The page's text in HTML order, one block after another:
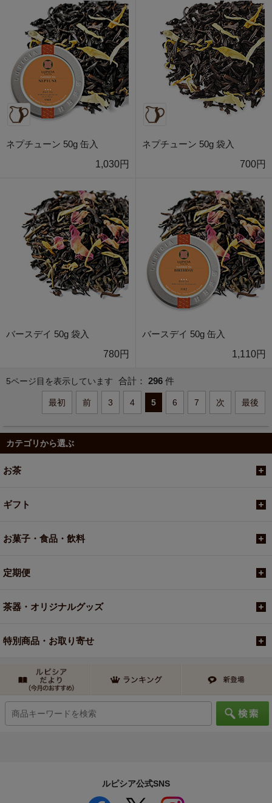
ネプチューン 50g 缶入
1,030円
ネプチューン 50g 袋入
700円
バースデイ 50g 袋入
780円
バースデイ 50g 缶入
1,110円
5ページ目を表示しています 合計： 296 件
最初 前 3 4 5 6 7 次 最後
カテゴリから選ぶ
お茶
ギフト
お菓子・食品・飲料
定期便
茶器・オリジナルグッズ
特別商品・お取り寄せ
ルピシア公式SNS